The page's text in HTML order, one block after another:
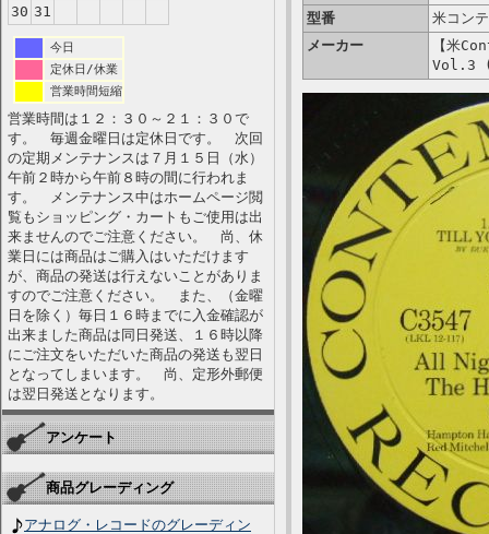
30 31
今日
定休日/休業
営業時間短縮
営業時間は１２：３０～２１：３０で
す。 毎週金曜日は定休日です。 次回
の定期メンテナンスは７月１５日（水）
午前２時から午前８時の間に行われま
す。 メンテナンス中はホームページ閲
覧もショッピング・カートもご使用は出
来ませんのでご注意ください。 尚、休
業日には商品はご購入はいただけます
が、商品の発送は行えないことがありま
すのでご注意ください。 また、（金曜
日を除く）毎日１６時までに入金確認が
出来ました商品は同日発送、１６時以降
にご注文をいただいた商品の発送も翌日
となってしまいます。 尚、定形外郵便
は翌日発送となります。
アンケート
商品グレーディング
アナログ・レコードのグレーディン
型番
米コン
メーカー
【米
Vol.3